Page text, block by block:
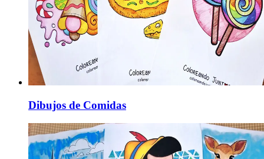
Dibujos de Comidas